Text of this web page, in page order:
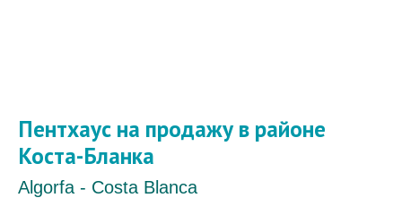
Пентхаус на продажу в районе
Коста-Бланка
Algorfa - Costa Blanca